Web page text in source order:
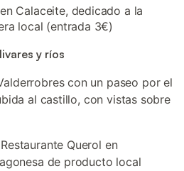
Calaceite, dedicado a la
local (entrada 3€)
y ríos
con un paseo por el
al castillo, con vistas sobre
Querol en
de producto local